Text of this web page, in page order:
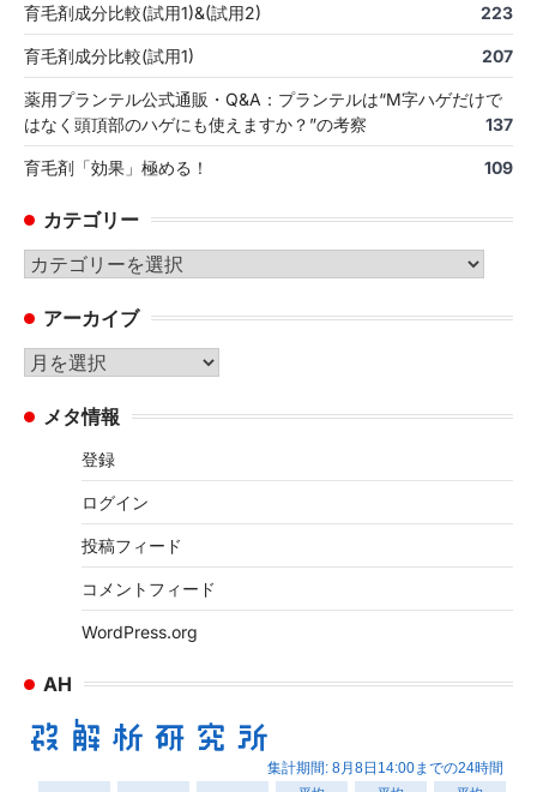
育毛剤成分比較(試用1)&(試用2) 223
育毛剤成分比較(試用1) 207
薬用プランテル公式通販・Q&A：プランテルは“M字ハゲだけで
はなく頭頂部のハゲにも使えますか？”の考察
137
育毛剤「効果」極める！ 109
カテゴリー
カ
ゴ
リ
ー
アーカイブ
ア
カ メタ情報
登録
ログイン
投稿フィード
コメントフィード
WordPress.org
AH